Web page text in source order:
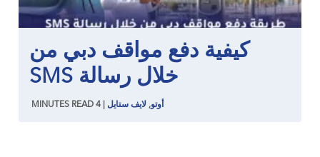
كيفية دفع مواقف دبي من
خلال رسالة SMS
أوتو, لايف ستايل 4
MINUTES READ